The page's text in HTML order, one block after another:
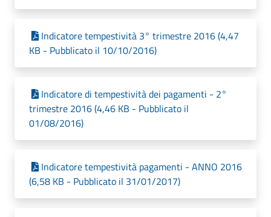
Indicatore tempestività 3° trimestre 2016 (4,47
KB - Pubblicato il 10/10/2016)
Indicatore di tempestività dei pagamenti - 2°
trimestre 2016 (4,46 KB - Pubblicato il
01/08/2016)
Indicatore tempestività pagamenti - ANNO 2016
(6,58 KB - Pubblicato il 31/01/2017)